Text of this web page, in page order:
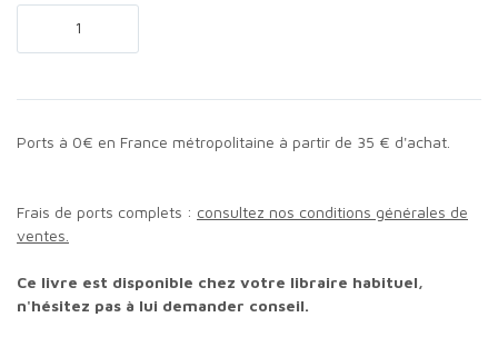
Ports à 0€ en France métropolitaine à partir de 35 € d'achat.
Frais de ports complets : consultez nos conditions générales de
ventes.
Ce livre est disponible chez votre libraire habituel,
n'hésitez pas à lui demander conseil.